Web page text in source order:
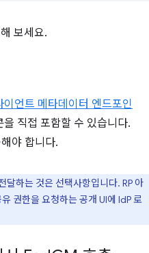
보세요.
이언트 메타데이터 엔드포인
직접 포함할 수 있습니다.
야 합니다.
달하는 것은 선택사항입니다. RP 아
권한을 요청하는 공개 UI에 IdP 로